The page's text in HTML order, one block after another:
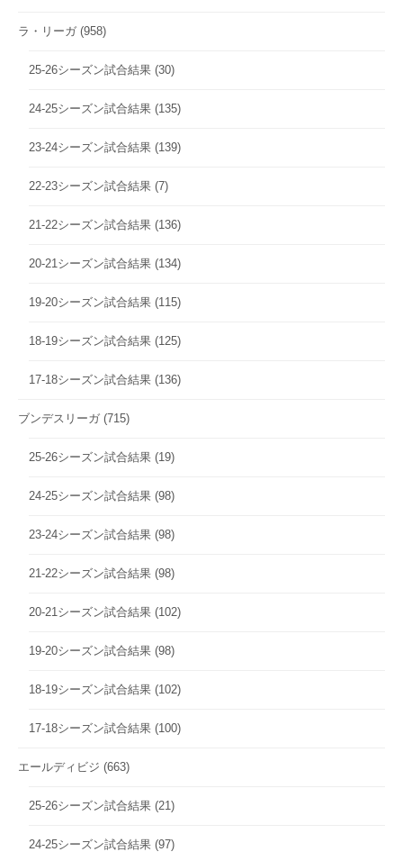
ラ・リーガ (958)
25-26シーズン試合結果 (30)
24-25シーズン試合結果 (135)
23-24シーズン試合結果 (139)
22-23シーズン試合結果 (7)
21-22シーズン試合結果 (136)
20-21シーズン試合結果 (134)
19-20シーズン試合結果 (115)
18-19シーズン試合結果 (125)
17-18シーズン試合結果 (136)
ブンデスリーガ (715)
25-26シーズン試合結果 (19)
24-25シーズン試合結果 (98)
23-24シーズン試合結果 (98)
21-22シーズン試合結果 (98)
20-21シーズン試合結果 (102)
19-20シーズン試合結果 (98)
18-19シーズン試合結果 (102)
17-18シーズン試合結果 (100)
エールディビジ (663)
25-26シーズン試合結果 (21)
24-25シーズン試合結果 (97)